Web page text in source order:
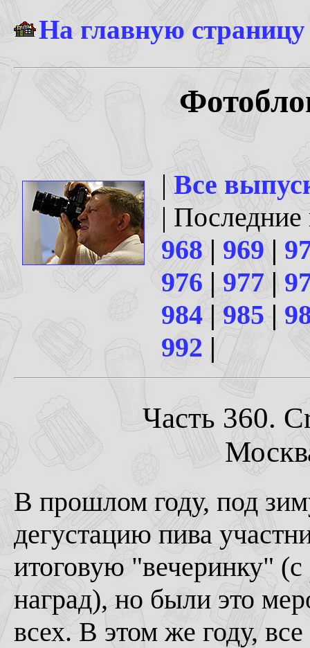
На главную
|Все
|
968| 969|
976 | 977 |
984 | 985|
992 |
Часть 360.
В прошлом году, под
дегустацию пива
итоговую "вечеринку"
наград), но были это
всех. В этом же году,